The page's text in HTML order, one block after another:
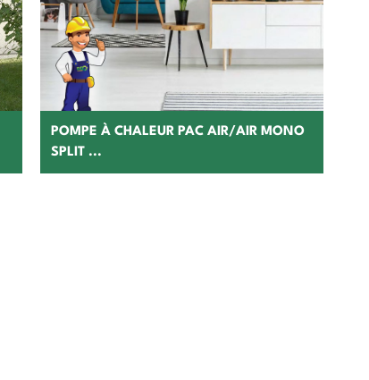
POMPE À CHALEUR PAC AIR/AIR MONO
SPLIT ...